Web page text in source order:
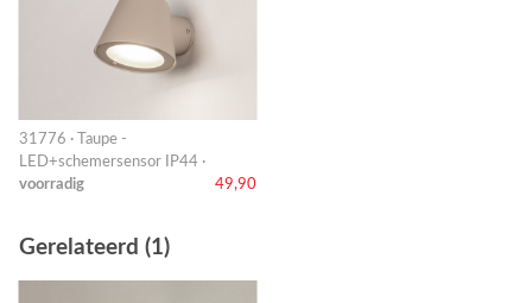
31776 · Taupe -
LED+schemersensor IP44 ·
voorradig
49,90
Gerelateerd (1)